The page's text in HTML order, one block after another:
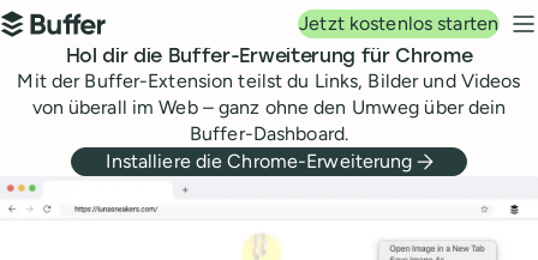
Hauptnavigation
Buffer
Jetzt kostenlos starten
Hol dir die Buffer-Erweiterung für Chrome
Mit der Buffer-Extension teilst du Links, Bilder und Videos
von überall im Web – ganz ohne den Umweg über dein
Buffer-Dashboard.
Installiere die Chrome-Erweiterung